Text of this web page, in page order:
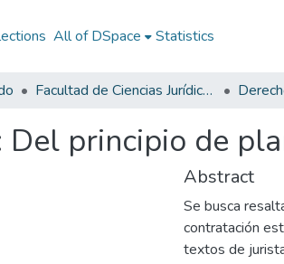
All of DSpace Statistics
Facultad de Ciencias Jurídicas y Políticas
Del principio de
Abstract
Se busca
contratación
textos de